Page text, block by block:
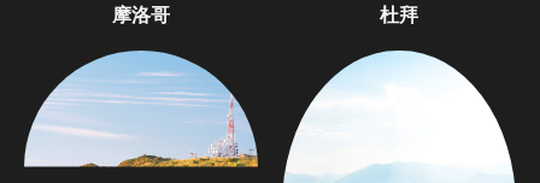
摩洛哥 杜拜